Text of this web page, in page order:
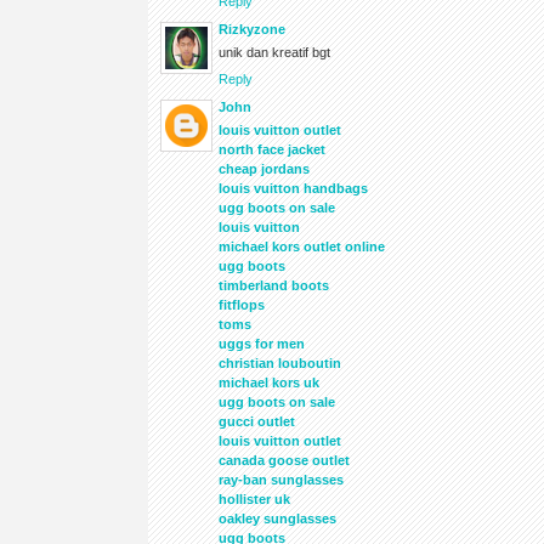
Rizkyzone
unik dan kreatif bgt
Reply
John
louis vuitton outlet
north face jacket
cheap jordans
louis vuitton handbags
ugg boots on sale
louis vuitton
michael kors outlet online
ugg boots
timberland boots
fitflops
toms
uggs for men
christian louboutin
michael kors uk
ugg boots on sale
gucci outlet
louis vuitton outlet
canada goose outlet
ray-ban sunglasses
hollister uk
oakley sunglasses
ugg boots